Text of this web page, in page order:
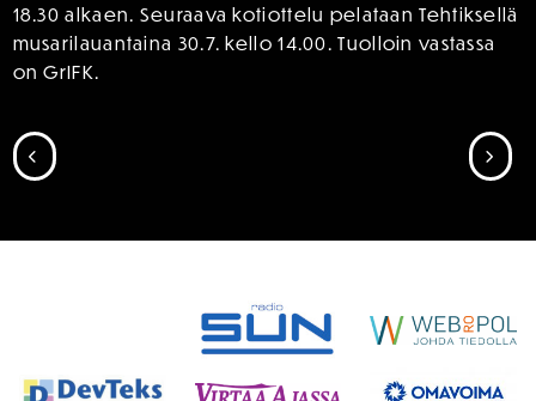
18.30 alkaen. Seuraava kotiottelu pelataan Tehtiksellä
musarilauantaina 30.7. kello 14.00. Tuolloin vastassa
on GrIFK.
SIIRRY EDELLISEEN